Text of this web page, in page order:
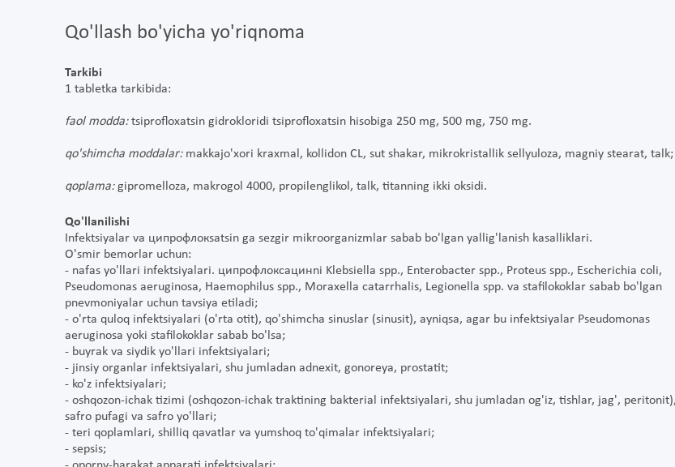
Qo'llash bo'yicha yo'riqnoma
Tarkibi
1 tabletka tarkibida:
faol modda:tsiprofloxatsin gidrokloridi tsiprofloxatsin hisobiga 250 mg, 500 mg, 750 mg.
qo'shimcha moddalar:makkajo'xori kraxmal, kollidon CL, sut shakar, mikrokristallik sellyuloza, magniy stearat, talk;
qoplama:gipromelloza, makrogol 4000, propilenglikol, talk, titanning ikki oksidi.
Qo'llanilishi
Infektsiyalar va ципрофлокsatsin ga sezgir mikroorganizmlar sabab bo'lgan yallig'lanish kasalliklari.
O'smir bemorlar uchun:
- nafas yo'llari infektsiyalari. ципрофлоксацинni Klebsiella spp., Enterobacter spp., Proteus spp., Escherichia coli,
Pseudomonas aeruginosa, Haemophilus spp., Moraxella catarrhalis, Legionella spp. va stafilokoklar sabab bo'lgan
pnevmoniyalar uchun tavsiya etiladi;
- o'rta quloq infektsiyalari (o'rta otit), qo'shimcha sinuslar (sinusit), ayniqsa, agar bu infektsiyalar Pseudomonas
aeruginosa yoki stafilokoklar sabab bo'lsa;
- buyrak va siydik yo'llari infektsiyalari;
- jinsiy organlar infektsiyalari, shu jumladan adnexit, gonoreya, prostatit;
- ko'z infektsiyalari;
- oshqozon-ichak tizimi (oshqozon-ichak traktining bakterial infektsiyalari, shu jumladan og'iz, tishlar, jag', peritonit),
safro pufagi va safro yo'llari;
- teri qoplamlari, shilliq qavatlar va yumshoq to'qimalar infektsiyalari;
- sepsis;